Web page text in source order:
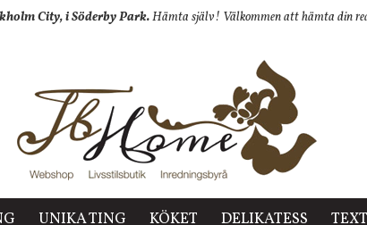
City, i Söderby Park.Hämta själv! Välkommen att hämta din
UNIKA TING KÖKET DELIKATESS